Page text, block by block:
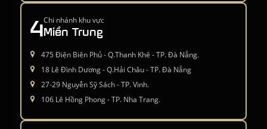
4Chi nhánh khu vực
Miền Trung
475 Điện Biên Phủ - Q.Thanh Khê - TP. Đà Nẵng.
18 Lê Đình Dương - Q.Hải Châu - TP. Đà Nẵng
27-29 Nguyễn Sỹ Sách - TP. Vinh.
106 Lê Hồng Phong - TP. Nha Trang.